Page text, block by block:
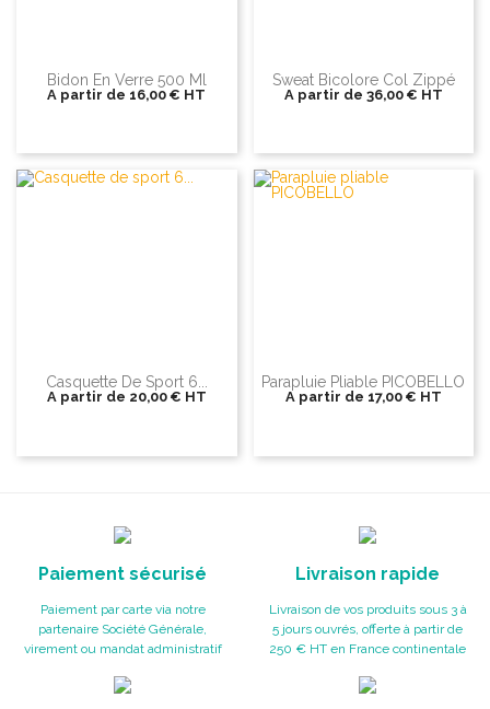
Bidon En Verre 500 Ml
A partir de 16,00 € HT
Sweat Bicolore Col Zippé
A partir de 36,00 € HT
Casquette De Sport 6...
A partir de 20,00 € HT
Parapluie Pliable PICOBELLO
A partir de 17,00 € HT
Paiement sécurisé
Paiement par carte via notre
partenaire Société Générale,
virement ou mandat administratif
Livraison rapide
Livraison de vos produits sous 3 à
5 jours ouvrés, offerte à partir de
250 € HT en France continentale